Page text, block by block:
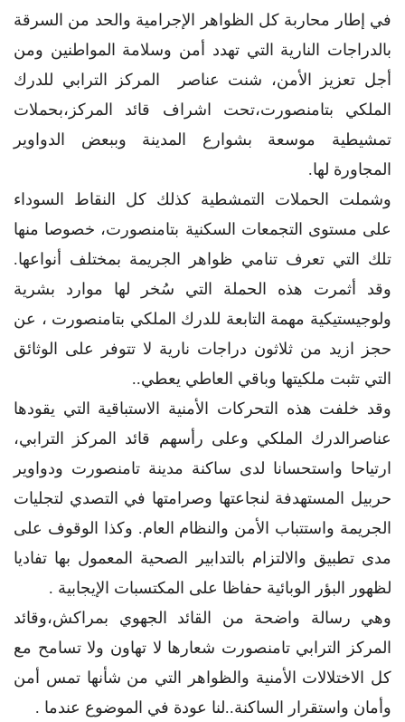
في إطار محاربة كل الظواهر الإجرامية والحد من السرقة
بالدراجات النارية التي تهدد أمن وسلامة المواطنين ومن
أجل تعزيز الأمن، شنت عناصر المركز الترابي للدرك
الملكي بتامنصورت،تحت اشراف قائد المركز،بحملات
تمشيطية موسعة بشوارع المدينة وببعض الدواوير
المجاورة لها.
وشملت الحملات التمشطية كذلك كل النقاط السوداء
على مستوى التجمعات السكنية بتامنصورت، خصوصا منها
تلك التي تعرف تنامي ظواهر الجريمة بمختلف أنواعها.
وقد أثمرت هذه الحملة التي سُخر لها موارد بشرية
ولوجيستيكية مهمة التابعة للدرك الملكي بتامنصورت ، عن
حجز ازيد من ثلاثون دراجات نارية لا تتوفر على الوثائق
التي تثبت ملكيتها وباقي العاطي يعطي..
وقد خلفت هذه التحركات الأمنية الاستباقية التي يقودها
عناصرالدرك الملكي وعلى رأسهم قائد المركز الترابي،
ارتياحا واستحسانا لدى ساكنة مدينة تامنصورت ودواوير
حربيل المستهدفة لنجاعتها وصرامتها في التصدي لتجليات
الجريمة واستتباب الأمن والنظام العام. وكذا الوقوف على
مدى تطبيق والالتزام بالتدابير الصحية المعمول بها تفاديا
لظهور البؤر الوبائية حفاظا على المكتسبات الإيجابية .
وهي رسالة واضحة من القائد الجهوي بمراكش،وقائد
المركز الترابي تامنصورت شعارها لا تهاون ولا تسامح مع
كل الاختلالات الأمنية والظواهر التي من شأنها تمس أمن
وأمان واستقرار الساكنة..لنا عودة في الموضوع عندما .